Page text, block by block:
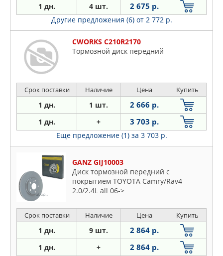
1 дн. 4 шт. 2 675 р.
Другие предложения (6) от 2 772 р.
CWORKS C210R2170
Тормозной диск передний
Срок поставки Наличие Цена Купить
1 дн. 1 шт. 2 666 р.
1 дн. + 3 703 р.
Еще предложение (1) за 3 703 р.
GANZ GIJ10003
Диск тормозной передний с
покрытием TOYOTA Camry/Rav4
2.0/2.4L all 06->
Срок поставки Наличие Цена Купить
1 дн. 9 шт. 2 864 р.
1 дн. + 2 864 р.